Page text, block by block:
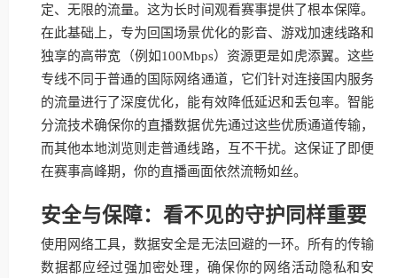
定、无限的流量。这为长时间观看赛事提供了根本保障。
在此基础上，专为回国场景优化的影音、游戏加速线路和
独享的高带宽（例如100Mbps）资源更是如虎添翼。这些
专线不同于普通的国际网络通道，它们针对连接国内服务
的流量进行了深度优化，能有效降低延迟和丢包率。智能
分流技术确保你的直播数据优先通过这些优质通道传输，
而其他本地浏览则走普通线路，互不干扰。这保证了即便
在赛事高峰期，你的直播画面依然流畅如丝。
安全与保障：看不见的守护同样重要
使用网络工具，数据安全是无法回避的一环。所有的传输
数据都应经过强加密处理，确保你的网络活动隐私和安